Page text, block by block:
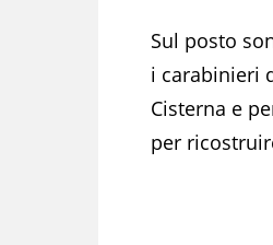
Sul posto
i carabinieri
Cisterna e
per